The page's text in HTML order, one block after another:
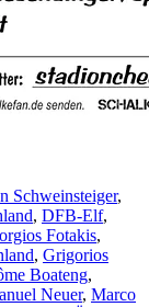
Schweinsteiger,
, DFB-Elf,
Fotakis,
, Grigorios
Boateng,
Neuer, Marco